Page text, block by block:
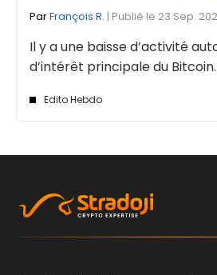
ParFrançois R. | Publié le 23 Sep.
Il y a une baisse d’activité
d’intérêt principale du Bitcoin.
Edito Hebdo